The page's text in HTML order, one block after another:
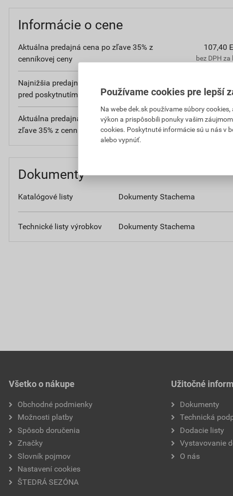
Informácie o cene
Aktuálna predajná cena po zľave 35% z
cenníkovej ceny
107,40
bez DPH za
Najnižšia predajná cena v období 30 dní
pred poskytnutím zľavy
bez DPH za
Aktuálna predajná porovnávacia cena po
zľave 35% z cenníkovej ceny
21,48
bez DPH
Dokumenty
Katalógové listy Dokumenty Stachema
Technické listy výrobkov Dokumenty Stachema
Všetko o nákupe
Obchodné podmienky
Možnosti platby
Spôsob doručenia
Značky
Slovník pojmov
Nastavení cookies
ŠTEDRÁ SEZÓNA
Užitočné
Dokumenty
Technická
Dodacie listy
Vystavovanie
O nás
Používame cookies pre lepší
Na webe dek.sk používame súbory
výkon a prispôsobili ponuky vašim
cookies. Poskytnuté informácie sú u nás v
alebo vypnúť.